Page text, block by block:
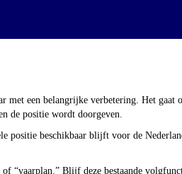
een belangrijke verbetering. Het
de positie wordt doorgeven.
positie beschikbaar blijft voor de
“vaarplan.” Blijf deze bestaande